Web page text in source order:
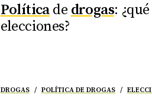
Políticade drogas:
elecciones?
DROGAS POLÍTICA DE DROGAS